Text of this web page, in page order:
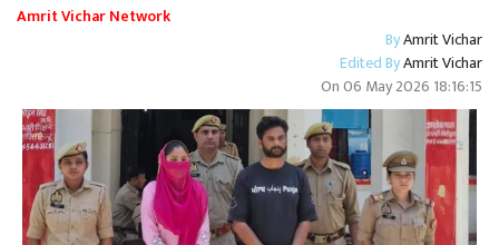
Amrit Vichar Network
ByAmrit Vichar
Edited ByAmrit Vichar
On06 May 2026 18:16:15